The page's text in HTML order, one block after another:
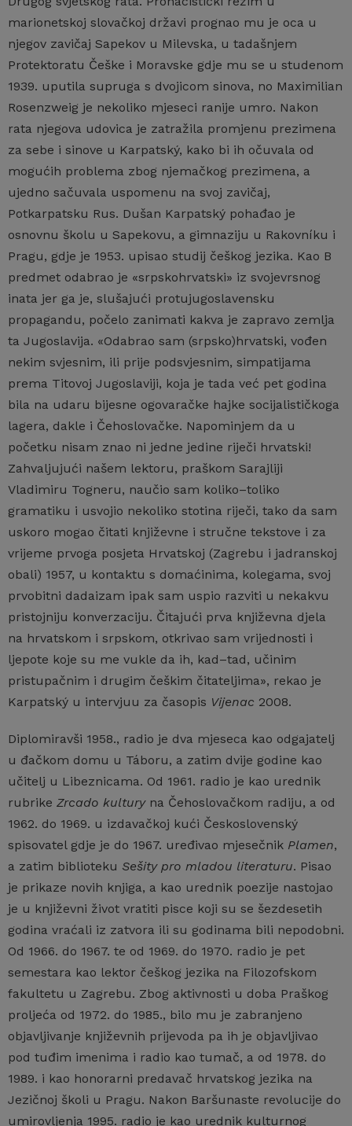
marionetskoj slovačkoj državi prognao mu je oca u
njegov zavičaj Sapekov u Milevska, u tadašnjem
Protektoratu Češke i Moravske gdje mu se u studenom
1939. uputila supruga s dvojicom sinova, no Maximilian
Rosenzweig je nekoliko mjeseci ranije umro. Nakon
rata njegova udovica je zatražila promjenu prezimena
za sebe i sinove u Karpatský, kako bi ih očuvala od
mogućih problema zbog njemačkog prezimena, a
ujedno sačuvala uspomenu na svoj zavičaj,
Potkarpatsku Rus. Dušan Karpatský pohađao je
osnovnu školu u Sapekovu, a gimnaziju u Rakovníku i
Pragu, gdje je 1953. upisao studij češkog jezika. Kao B
predmet odabrao je «srpskohrvatski» iz svojevrsnog
inata jer ga je, slušajući protujugoslavensku
propagandu, počelo zanimati kakva je zapravo zemlja
ta Jugoslavija. «Odabrao sam (srpsko)hrvatski, vođen
nekim svjesnim, ili prije podsvjesnim, simpatijama
prema Titovoj Jugoslaviji, koja je tada već pet godina
bila na udaru bijesne ogovaračke hajke socijalističkoga
lagera, dakle i Čehoslovačke. Napominjem da u
početku nisam znao ni jedne jedine riječi hrvatski!
Zahvaljujući našem lektoru, praškom Sarajliji
Vladimiru Togneru, naučio sam koliko–toliko
gramatiku i usvojio nekoliko stotina riječi, tako da sam
uskoro mogao čitati književne i stručne tekstove i za
vrijeme prvoga posjeta Hrvatskoj (Zagrebu i jadranskoj
obali) 1957, u kontaktu s domaćinima, kolegama, svoj
prvobitni dadaizam ipak sam uspio razviti u nekakvu
pristojniju konverzaciju. Čitajući prva književna djela
na hrvatskom i srpskom, otkrivao sam vrijednosti i
ljepote koje su me vukle da ih, kad–tad, učinim
pristupačnim i drugim češkim čitateljima», rekao je
Karpatský u intervjuu za časopis Vijenac 2008.
Diplomiravši 1958., radio je dva mjeseca kao odgajatelj
u đačkom domu u Táboru, a zatim dvije godine kao
učitelj u Libeznicama. Od 1961. radio je kao urednik
rubrike Zrcado kulturyna Čehoslovačkom radiju, a od
1962. do 1969. u izdavačkoj kući Československý
spisovatel gdje je do 1967. uređivao mjesečnik Plamen,
a zatim biblioteku Sešity pro mladou literaturu. Pisao
je prikaze novih knjiga, a kao urednik poezije nastojao
je u književni život vratiti pisce koji su se šezdesetih
godina vraćali iz zatvora ili su godinama bili nepodobni.
Od 1966. do 1967. te od 1969. do 1970. radio je pet
semestara kao lektor češkog jezika na Filozofskom
fakultetu u Zagrebu. Zbog aktivnosti u doba Praškog
proljeća od 1972. do 1985., bilo mu je zabranjeno
objavljivanje književnih prijevoda pa ih je objavljivao
pod tuđim imenima i radio kao tumač, a od 1978. do
1989. i kao honorarni predavač hrvatskog jezika na
Jezičnoj školi u Pragu. Nakon Baršunaste revolucije do
umirovljenja 1995. radio je kao urednik kulturnog